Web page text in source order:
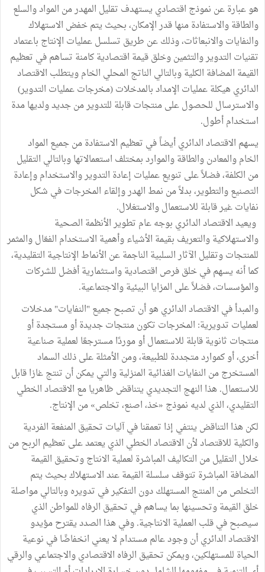
هو عبارة عن نموذج اقتصادي يستهدف تقليل المهدر من المواد والسلع
والطاقة والاستفادة منها قدر الإمكان، بحيث يتم خفض الاستهلاك
والنفايات والانبعاثات، وذلك عن طريق تسلسل عمليات الإنتاج باعتماد
تقنيات التدوير والتثمين وخلق قيمة اقتصادية كامنة تساهم في تعظيم
القيمة المضافة الكلية وبالتالي الناتج المحلي الخام ويتطلب الاقتصاد
الدائري هيكلة عمليات الإمداد بالمدخلات (مخرجات عمليات التدوير)
والاسترسال للحصول على منتجات قابلة للتدوير من جديد ولديها مدة
استخدام أطول.
يسهم الاقتصاد الدائري أيضاً في تعظيم الاستفادة من جميع المواد
الخام والمعادن والطاقة والموارد بمختلف استعمالاتها وبالتالي التقليل
من الكلفة، فضلاً على تنويع عمليات إعادة التدوير والاستخدام وإعادة
التصنيع والتطوير، بدلاً من نمط الهدر وإلقاء المخرجات في شكل
نفايات غير قابلة للاستعمال والاستغلال.
ويعيد الاقتصاد الدائري بوجه عام تطوير الأنظمة الصحية
والاستهلاكية والتعريف بقيمة الأشياء وأهمية الاستخدام الفعّال والمثمر
للمنتجات وتقليل الآثار السلبية الناجمة عن الأنماط الإنتاجية التقليدية،
كما أنه يسهم في خلق فرص اقتصادية واستثمارية أفضل للشركات
والمؤسسات، فضلاً على المزايا البيئية والاجتماعية.
والمبدأ في الاقتصاد الدائري هو أن تصبح جميع "النفايات" مدخلات
لعمليات تدويرية: المخرجات تكون منتجات جديدة أو مستجدة أو
منتجات ثانوية قابلة للاستعمال أو موردًا مسترجعًا لعملية صناعية
أخرى، أو كموارد متجددة للطبيعة، ومن الأمثلة على ذلك السماد
المستخرج من النفايات الغذائية المنزلية والتي يمكن أن تنتج غازا قابل
للاستعمال. هذا النهج التجديدي يتناقض ظاهريا مع الاقتصاد الخطي
التقليدي، الذي لديه نموذج «خذ، اصنع، تخلص» من الإنتاج.
لكن هذا التناقض ينتفي إذا تعمقنا في آليات تحقيق المنفعة الفردية
والكلية للاقتصاد لأن الاقتصاد الخطي الذي يعتمد على تعظيم الربح من
خلال التقليل من التكاليف المباشرة لعملية الانتاج وتحقيق القيمة
المضافة المباشرة تتوقف سلسلة القيمة عند الاستهلاك بحيث يتم
التخلص من المنتج المستهلك دون التفكير في تدويره وبالتالي مواصلة
خلق القيمة وتحسينها بما يساهم في تحقيق الرفاه للمواطن الذي
سيصبح في قلب العملية الانتاجية. وفي هذا الصدد يقترح مؤيدو
الاقتصاد الدائري أن وجود عالم مستدام لا يعني انخفاضًا في نوعية
الحياة للمستهلكين، ويمكن تحقيق الرفاه الاقتصادي والاجتماعي والرقي